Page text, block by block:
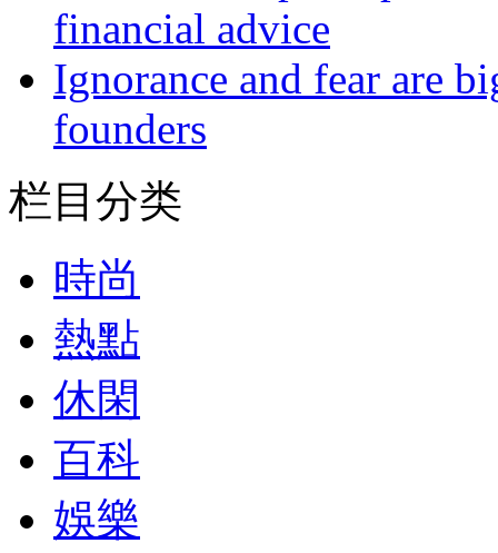
financial advice
Ignorance and fear are
founders
栏目分类
時尚
熱點
休閑
百科
娛樂